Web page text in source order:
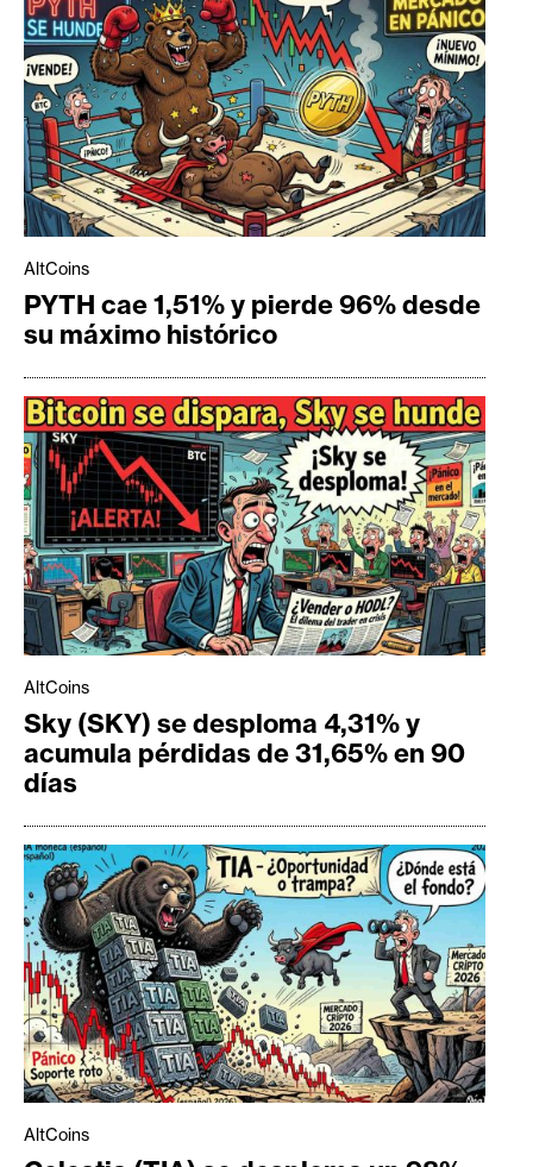
AltCoins
PYTH cae 1,51% y pierde 96% desde
su máximo histórico
AltCoins
Sky (SKY) se desploma 4,31% y
acumula pérdidas de 31,65% en 90
días
AltCoins